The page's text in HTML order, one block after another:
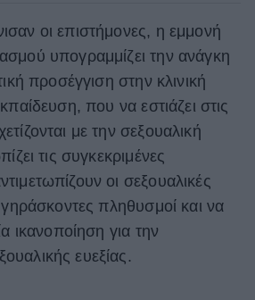
οι επιστήμονες, η εμμονή
υπογραμμίζει την ανάγκη
προσέγγιση στην κλινική
που να εστιάζει στις
με την σεξουαλική
τις συγκεκριμένες
οι σεξουαλικές
γηράσκοντες πληθυσμοί και να
ικανοποίηση για την
ευεξίας.